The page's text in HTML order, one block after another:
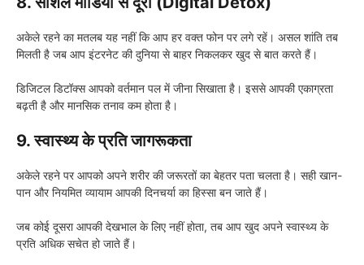
अकेले रहने का मतलब यह नहीं कि आप हर वक्त फोन पर लगे रहें। असल शांति तब
मिलती है जब आप इंटरनेट की दुनिया से बाहर निकलकर खुद से बात करते हैं।
डिजिटल डिटॉक्स आपको वर्तमान पल में जीना सिखाता है। इससे आपकी एकाग्रता
बढ़ती है और मानसिक तनाव कम होता है।
9. स्वास्थ्य के प्रति जागरूकता
अकेले रहने पर आपको अपने शरीर की जरूरतों का बेहतर पता चलता है। सही खान-
पान और नियमित व्यायाम आपकी दिनचर्या का हिस्सा बन जाते हैं।
जब कोई दूसरा आपकी देखभाल के लिए नहीं होता, तब आप खुद अपने स्वास्थ्य के
प्रति अधिक सचेत हो जाते हैं।